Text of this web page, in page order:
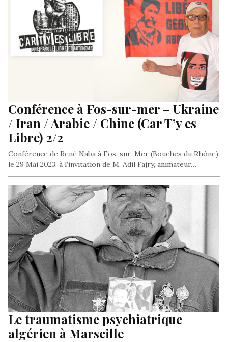
Conférence à Fos-sur-mer – Ukraine
/ Iran / Arabie / Chine (Car T’y es
Libre) 2/2
Conférence de René Naba à Fos-sur-Mer (Bouches du Rhône),
le 29 Mai 2023, à l’invitation de M. Adil Fajry, animateur…
Le traumatisme psychiatrique
algérien à Marseille